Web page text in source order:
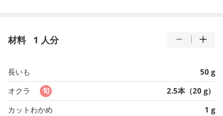
材料 1 人分
長いも
50 g
オクラ
2.5本（20 g）
カットわかめ
1 g